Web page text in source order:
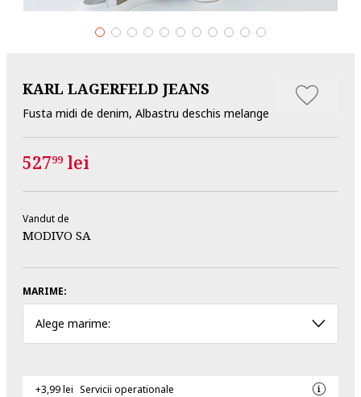
KARL LAGERFELD JEANS
Fusta midi de denim, Albastru deschis melange
52799 lei
Vandut de
MODIVO SA
MARIME:
Alege marime:
+3,99 lei Servicii operationale